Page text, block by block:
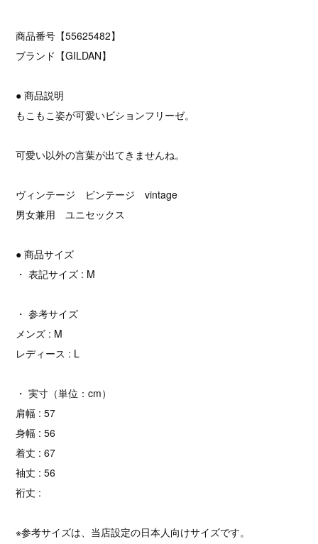
商品番号【55625482】
ブランド【GILDAN】
● 商品説明
もこもこ姿が可愛いビションフリーゼ。
可愛い以外の言葉が出てきませんね。
ヴィンテージ ビンテージ vintage
男女兼用 ユニセックス
● 商品サイズ
・ 表記サイズ : M
・ 参考サイズ
メンズ : M
レディース : L
・ 実寸（単位：cm）
肩幅 : 57
身幅 : 56
着丈 : 67
袖丈 : 56
裄丈 :
※参考サイズは、当店設定の日本人向けサイズです。